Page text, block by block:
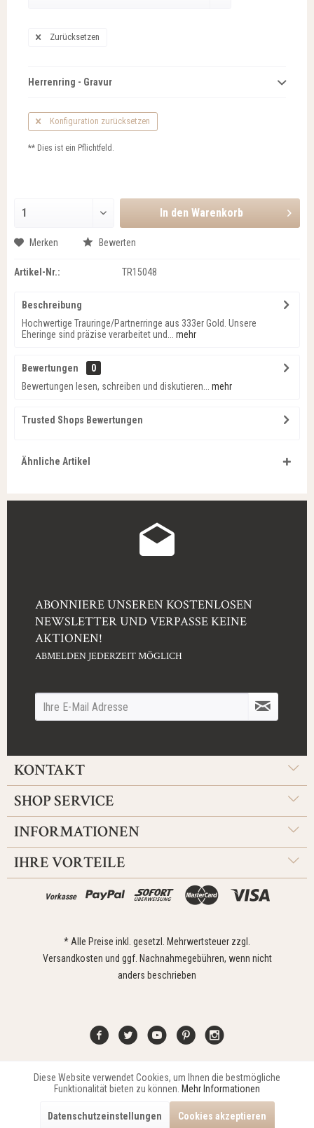
Zurücksetzen
Herrenring - Gravur
Konfiguration zurücksetzen
** Dies ist ein Pflichtfeld.
In den Warenkorb
Merken Bewerten
Artikel-Nr.: TR15048
Beschreibung
Hochwertige Trauringe/Partnerringe aus 333er Gold. Unsere
Eheringe sind präzise verarbeitet und...
mehr
Bewertungen
0
Bewertungen lesen, schreiben und diskutieren...
mehr
Trusted Shops Bewertungen
Ähnliche Artikel
ABONNIERE UNSEREN KOSTENLOSEN
NEWSLETTER UND VERPASSE KEINE
AKTIONEN!
ABMELDEN JEDERZEIT MÖGLICH
KONTAKT
SHOP SERVICE
INFORMATIONEN
IHRE VORTEILE
Vorkasse
* Alle Preise inkl. gesetzl. Mehrwertsteuer zzgl.
Versandkosten und ggf. Nachnahmegebühren, wenn nicht
anders beschrieben
Kontakt Widerrufsrecht Impressum Versand Datenschutz
Copyright © 2021 Edona Design GmbH // DesignDupp GmbH
Funktionale Aktiv
Aktiv
Diese Website verwendet Cookies, um Ihnen die bestmögliche
Funktionalität bieten zu können. Mehr Informationen
Datenschutzeinstellungen Cookies akzeptieren